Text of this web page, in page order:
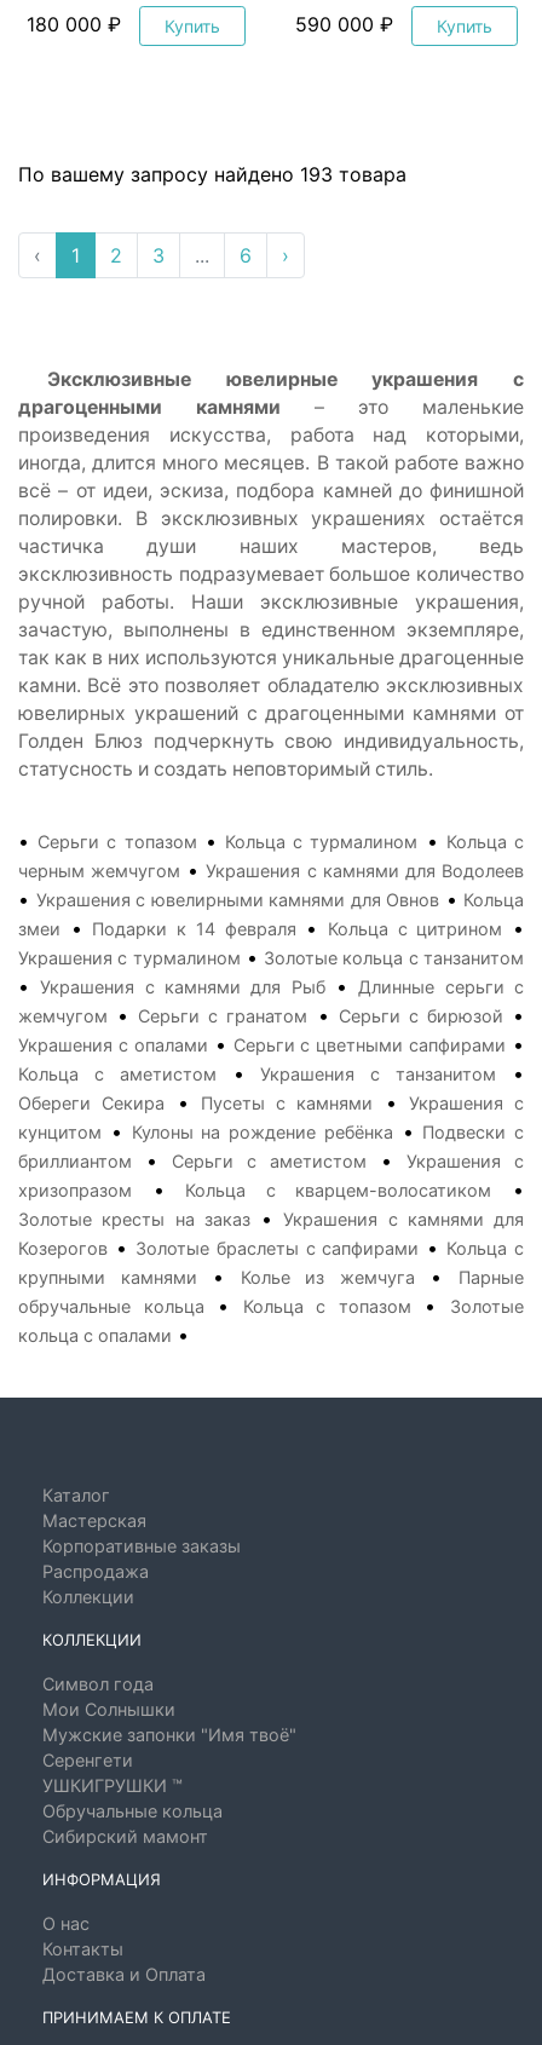
180 000 ₽ Купить 590 000 ₽ Купить
По вашему запросу найдено 193 товара
‹ 1 2 3 ... 6 ›
Эксклюзивные ювелирные украшения с
драгоценными камнями – это маленькие
произведения искусства, работа над которыми,
иногда, длится много месяцев. В такой работе важно
всё – от идеи, эскиза, подбора камней до финишной
полировки. В эксклюзивных украшениях остаётся
частичка души наших мастеров, ведь
эксклюзивность подразумевает большое количество
ручной работы. Наши эксклюзивные украшения,
зачастую, выполнены в единственном экземпляре,
так как в них используются уникальные драгоценные
камни. Всё это позволяет обладателю эксклюзивных
ювелирных украшений с драгоценными камнями от
Голден Блюз подчеркнуть свою индивидуальность,
статусность и создать неповторимый стиль.
• Серьги с топазом • Кольца с турмалином • Кольца с
черным жемчугом •Украшения с камнями для Водолеев
• Украшения с ювелирными камнями для Овнов • Кольца
змеи
• Подарки к 14 февраля • Кольца с цитрином •
Украшения с турмалином • Золотые кольца с танзанитом
•Украшения с камнями для Рыб•Длинные серьги с
жемчугом
• Серьги с гранатом • Серьги с бирюзой •
Украшения с опалами • Серьги с цветными сапфирами •
Кольца с аметистом •Украшения с танзанитом •
Обереги Секира • Пусеты с камнями •
Украшения с
кунцитом
• Кулоны на рождение ребёнка • Подвески с
бриллиантом
• Серьги с аметистом • Украшения с
хризопразом
• Кольца с кварцем-волосатиком •
Золотые кресты на заказ•Украшения с камнями для
Козерогов • Золотые браслеты с сапфирами • Кольца с
крупными камнями
• Колье из жемчуга •
Парные
обручальные кольца
• Кольца с топазом •
Золотые
кольца с опалами •
Каталог
Мастерская
Корпоративные заказы
Распродажа
Коллекции
КОЛЛЕКЦИИ
Символ года
Мои Солнышки
Мужские запонки "Имя твоё"
Серенгети
УШКИГРУШКИ ™
Обручальные кольца
Сибирский мамонт
ИНФОРМАЦИЯ
О нас
Контакты
Доставка и Оплата
ПРИНИМАЕМ К ОПЛАТЕ